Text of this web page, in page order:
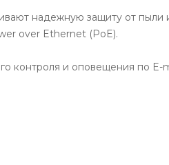
надежную защиту от пыли
over Ethernet (PoE).
контроля и оповещения по E-